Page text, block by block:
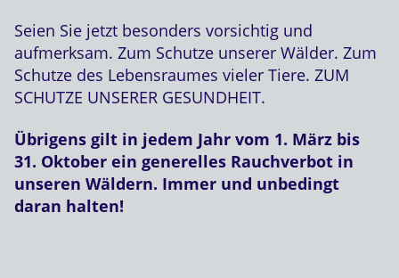
Seien Sie jetzt besonders vorsichtig und
aufmerksam. Zum Schutze unserer Wälder. Zum
Schutze des Lebensraumes vieler Tiere. ZUM
SCHUTZE UNSERER GESUNDHEIT.
Übrigens gilt in jedem Jahr vom 1. März bis
31. Oktober ein generelles Rauchverbot in
unseren Wäldern. Immer und unbedingt
daran halten!